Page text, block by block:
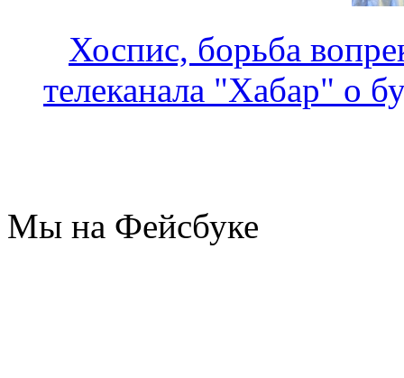
Хоспис, борьба
телеканала "Хабар" о
Мы на Фейсбуке